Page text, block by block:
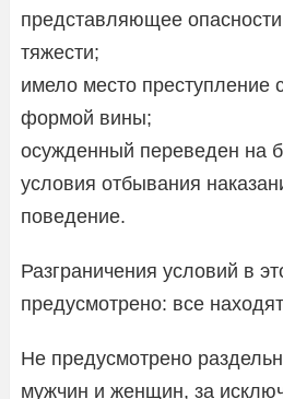
представляющее
тяжести;
имело место преступление
формой вины;
осужденный переведен на
условия отбывания
поведение.
Разграничения условий в
предусмотрено: все
Не предусмотрено
мужчин и женщин, за